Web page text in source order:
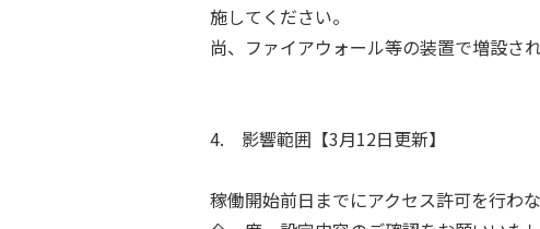
施してください。
尚、ファイアウォール等の装置で増設さ
4. 影響範囲【3月12日更新】
稼働開始前日までにアクセス許可を行わ